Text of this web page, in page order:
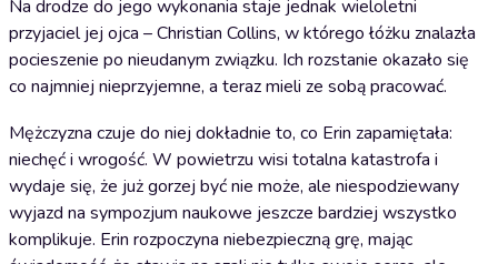
Na drodze do jego wykonania staje jednak wieloletni
przyjaciel jej ojca – Christian Collins, w którego łóżku znalazła
pocieszenie po nieudanym związku. Ich rozstanie okazało się
co najmniej nieprzyjemne, a teraz mieli ze sobą pracować.
Mężczyzna czuje do niej dokładnie to, co Erin zapamiętała:
niechęć i wrogość. W powietrzu wisi totalna katastrofa i
wydaje się, że już gorzej być nie może, ale niespodziewany
wyjazd na sympozjum naukowe jeszcze bardziej wszystko
komplikuje. Erin rozpoczyna niebezpieczną grę, mając